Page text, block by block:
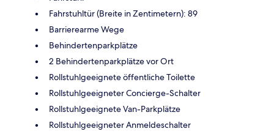
Fahrstuhltür (Breite in Zentimetern): 89
Barrierearme Wege
Behindertenparkplätze
2 Behindertenparkplätze vor Ort
Rollstuhlgeeignete öffentliche Toilette
Rollstuhlgeeigneter Concierge-Schalter
Rollstuhlgeeignete Van-Parkplätze
Rollstuhlgeeigneter Anmeldeschalter